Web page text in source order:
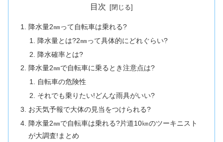
目次
降水量2㎜って自転車は乗れる?
降水量とは?2㎜って具体的にどれぐらい?
降水確率とは?
降水量2㎜で自転車に乗るとき注意点は?
自転車の危険性
それでも乗りたい!どんな雨具がいい?
お天気予報で大体の見当をつけられる?
降水量2㎜で自転車は乗れる?片道10㎞のツーキニスト
が大調査!まとめ